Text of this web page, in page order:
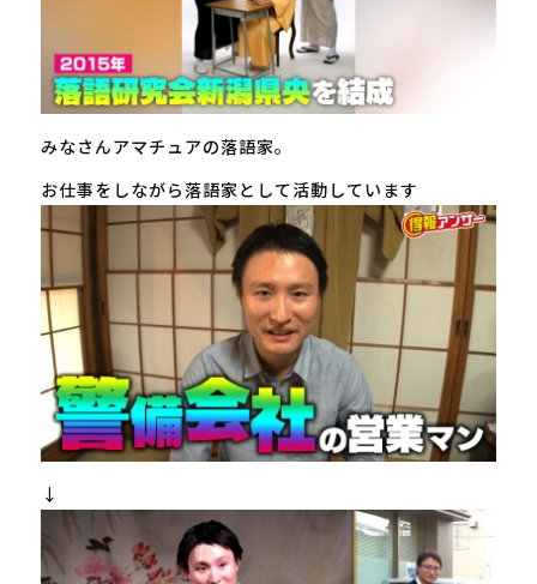
みなさんアマチュアの落語家。
お仕事をしながら落語家として活動しています
↓